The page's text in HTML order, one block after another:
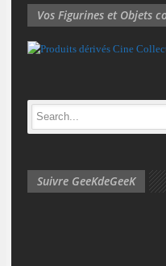
Vos Figurines et Objets
Suivre GeeKdeGeeK